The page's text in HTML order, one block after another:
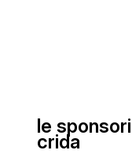
le
crida